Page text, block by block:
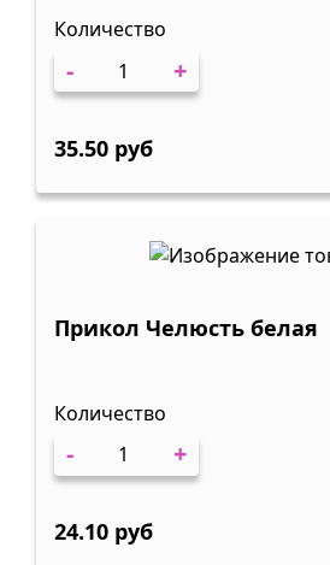
Количество
- +
35.50 руб
Прикол Челюсть белая
Количество
- +
24.10 руб